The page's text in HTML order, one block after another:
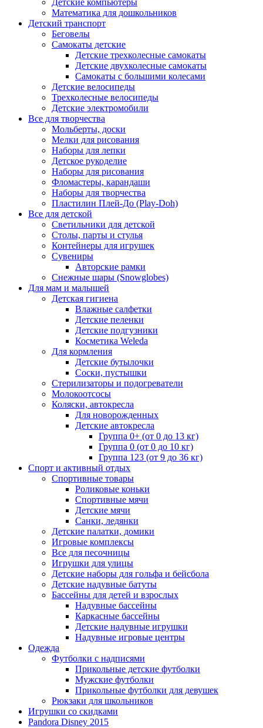
Детские компьютеры
Математика для дошкольников
Детский транспорт
Беговелы
Самокаты детские
Детские трехколесные самокаты
Детские двухколесные самокаты
Самокаты с большими колесами
Детские велосипеды
Трехколесные велосипеды
Детские электромобили
Все для творчества
Мольберты, доски
Мелки для рисования
Наборы для лепки
Детское рукоделие
Наборы для рисования
Фломастеры, карандаши
Наборы для творчества
Пластилин Плей-До (Play-Doh)
Все для детской
Светильники для детской
Столы, парты и стулья
Контейнеры для игрушек
Сувениры
Авторские рамки
Снежные шары (Snowglobes)
Для мам и малышей
Детская гигиена
Влажные салфетки
Детские пеленки
Детские подгузники
Косметика Weleda
Для кормления
Детские бутылочки
Соски, пустышки
Стерилизаторы и подогреватели
Молокоотсосы
Коляски, автокресла
Для новорожденных
Детские автокресла
Группа 0+ (от 0 до 13 кг)
Группа 0 (от 0 до 10 кг)
Группа 123 (от 9 до 36 кг)
Спорт и активный отдых
Спортивные товары
Роликовые коньки
Спортивные мячи
Детские мячи
Санки, ледянки
Детские палатки, домики
Игровые комплексы
Все для песочницы
Игрушки для улицы
Детские наборы для гольфа и бейсбола
Детские надувные батуты
Бассейны для детей и взрослых
Надувные бассейны
Каркасные бассейны
Детские надувные игрушки
Надувные игровые центры
Одежда
Футболки с надписями
Прикольные детские футболки
Мужские футболки
Прикольные футболки для девушек
Рюкзаки для школьников
Игрушки со скидками
Pandora Disney 2015